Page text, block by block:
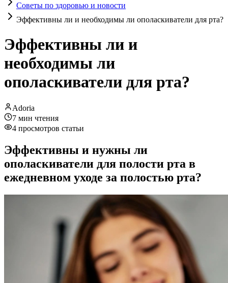
Советы по здоровью и новости
Эффективны ли и необходимы ли ополаскиватели для рта?
Эффективны ли и
необходимы ли
ополаскиватели для рта?
Adoria
7 мин чтения
4 просмотров статьи
Эффективны и нужны ли
ополаскиватели для полости рта в
ежедневном уходе за полостью рта?